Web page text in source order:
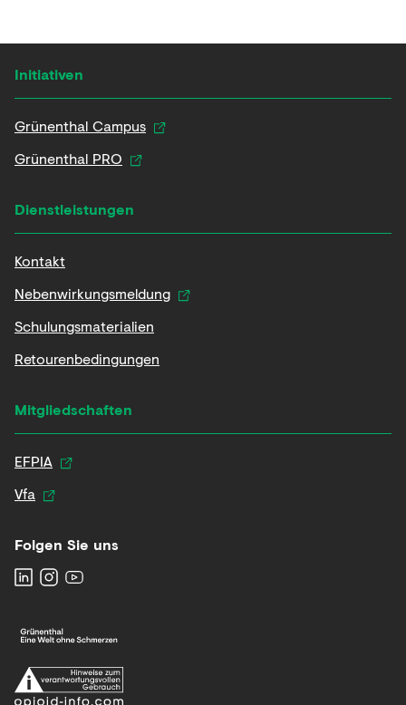
Initiativen
Grünenthal Campus
Grünenthal PRO
Dienstleistungen
Kontakt
Nebenwirkungsmeldung
Schulungsmaterialien
Retourenbedingungen
Mitgliedschaften
EFPIA
Vfa
Folgen Sie uns